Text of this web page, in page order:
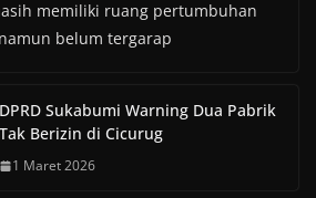
memiliki ruang pertumbuhan
belum tergarap
DPRD Sukabumi Warning Dua Pabrik
Tak Berizin di Cicurug
1 Maret 2026